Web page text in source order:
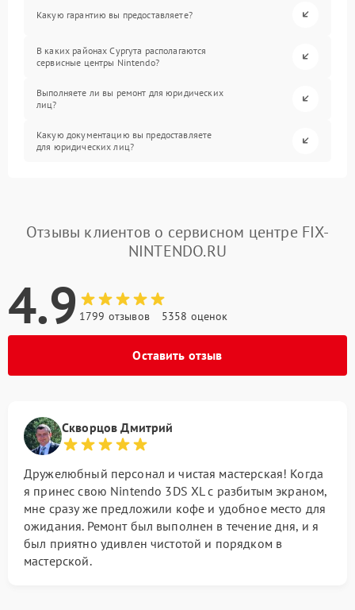
Какую гарантию вы предоставляете?
В каких районах Сургута располагаются
сервисные центры Nintendo?
Выполняете ли вы ремонт для юридических
лиц?
Какую документацию вы предоставляете
для юридических лиц?
Отзывы клиентов о сервисном центре FIX-
NINTENDO.RU
4.9 1799 отзывов 5358 оценок
Оставить отзыв
Скворцов Дмитрий
Дружелюбный персонал и чистая мастерская! Когда
я принес свою Nintendo 3DS XL с разбитым экраном,
мне сразу же предложили кофе и удобное место для
ожидания. Ремонт был выполнен в течение дня, и я
был приятно удивлен чистотой и порядком в
мастерской.